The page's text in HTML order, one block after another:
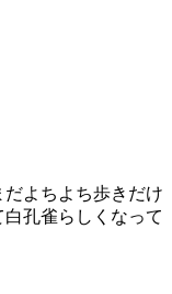
だよちよち歩きだけ
孔雀らしくなって